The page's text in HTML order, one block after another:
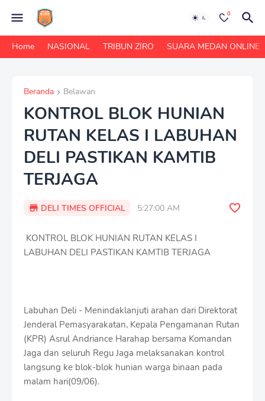
0
Home NASIONAL TRIBUN ZIRO SUARA MEDAN ONLINE
Beranda Belawan
KONTROL BLOK HUNIAN
RUTAN KELAS I LABUHAN
DELI PASTIKAN KAMTIB
TERJAGA
DELI TIMES OFFICIAL 5:27:00 AM
KONTROL BLOK HUNIAN RUTAN KELAS I
LABUHAN DELI PASTIKAN KAMTIB TERJAGA
Labuhan Deli - Menindaklanjuti arahan dari Direktorat
Jenderal Pemasyarakatan, Kepala Pengamanan Rutan
(KPR) Asrul Andriance Harahap bersama Komandan
Jaga dan seluruh Regu Jaga melaksanakan kontrol
langsung ke blok-blok hunian warga binaan pada
malam hari(09/06).